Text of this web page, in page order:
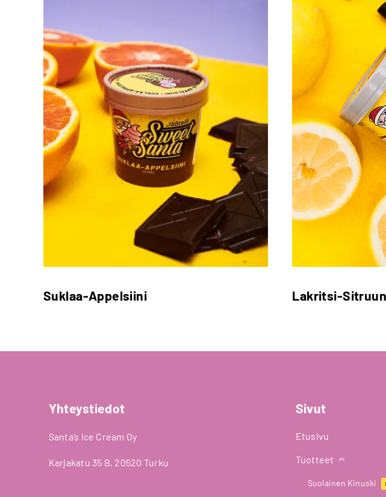
Suklaa-Appelsiini Lakritsi-
Yhteystiedot
Santa’s Ice Cream Oy
Karjakatu 35 B, 20520 Turku
Sivut
Etusivu
Tuotteet
Suolainen Kinuski